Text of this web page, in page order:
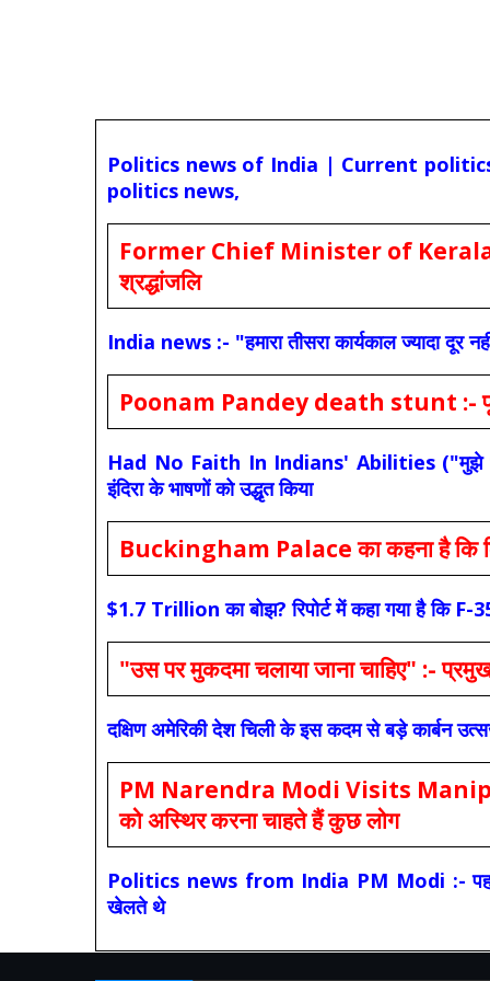
Politics news of India | Current
politics news,
Former Chief Minister of Kerala
श्रद्धांजलि
India news :- "हमारा तीसरा कार्यकाल ज्यादा
Poonam Pandey death stunt :- पूनम
Had No Faith In Indians' Abilities ("मुझे
इंदिरा के भाषणों को उद्धृत किया
Buckingham Palace का कहना है कि
$1.7 Trillion का बोझ? रिपोर्ट में कहा गया है
"उस पर मुकदमा चलाया जाना चाहिए" :-
दक्षिण अमेरिकी देश चिली के इस कदम से बड़े कार्बन
PM Narendra Modi Visits Manipur:
को अस्थिर करना चाहते हैं कुछ लोग
Politics news from India PM Modi :- पहले
खेलते थे